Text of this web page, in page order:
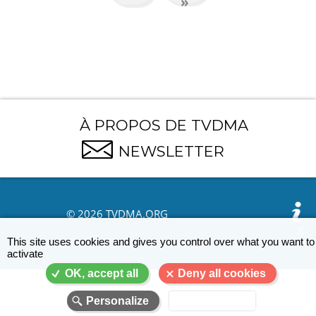
À PROPOS DE TVDMA
NEWSLETTER
© 2026 TVDMA.ORG
This site uses cookies and gives you control over what you want to
activate
OK, accept all
Deny all cookies
Personalize